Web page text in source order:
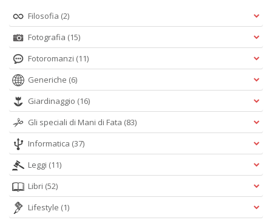
Filosofia (2)
Fotografia (15)
Fotoromanzi (11)
Generiche (6)
Giardinaggio (16)
Gli speciali di Mani di Fata (83)
Informatica (37)
Leggi (11)
Libri (52)
Lifestyle (1)